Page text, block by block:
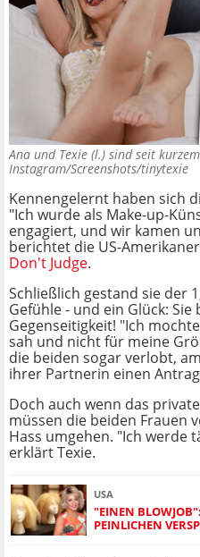
Ana und Texie (l.) sind seit
Instagram/Screenshots/tinytexie
Kennengelernt haben sich
"Ich wurde als Make-up-
engagiert, und wir kamen
berichtet die US-
Don't Judge.
Schließlich gestand sie der
Gefühle - und ein Glück:
Gegenseitigkeit! "Ich
sah und nicht für meine
die beiden sogar verlobt,
ihrer Partnerin einen
Doch auch wenn das
müssen die beiden Frauen
Hass umgehen. "Ich werde
erklärt Texie.
USA
"EINEN
PEINLICHEN